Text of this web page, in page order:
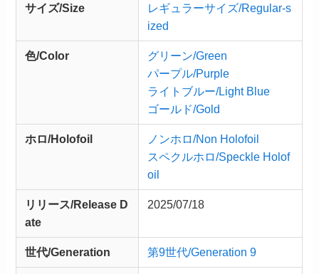
サイズ/Size
レギュラーサイズ/Regular-s
ized
色/Color
グリーン/Green
パープル/Purple
ライトブルー/Light Blue
ゴールド/Gold
ホロ/Holofoil
ノンホロ/Non Holofoil
スペクルホロ/Speckle Holof
oil
リリース/Release D
ate
2025/07/18
世代/Generation 第9世代/Generation 9